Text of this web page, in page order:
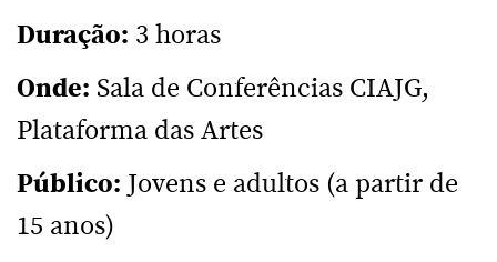
Duração: 3 horas
Onde: Sala de Conferências CIAJG,
Plataforma das Artes
Público: Jovens e adultos (a partir de
15 anos)